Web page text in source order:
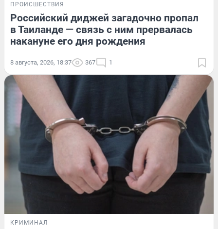
ПРОИСШЕСТВИЯ
Российский диджей загадочно пропал
в Таиланде — связь с ним прервалась
накануне его дня рождения
8 августа, 2026, 18:37 367 1
КРИМИНАЛ